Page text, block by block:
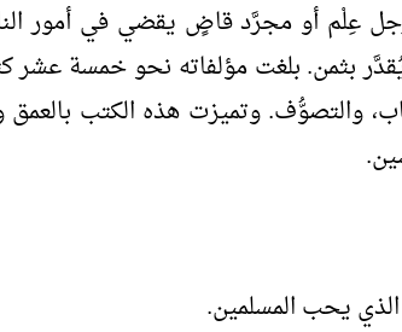
عِلْم أو مجرَّد قاضٍ يقضي في أمور
يُقدَّر بثمن. بلغت مؤلفاته نحو خمسة عشر
والتصوُّف. وتميزت هذه الكتب بالعمق
يحب المسلمين.